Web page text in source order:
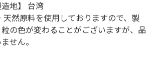
造地】 台湾
天然原料を使用しておりますので、製
の色が変わることがございますが、品
せん。